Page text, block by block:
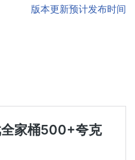
版本更新预计发布时间